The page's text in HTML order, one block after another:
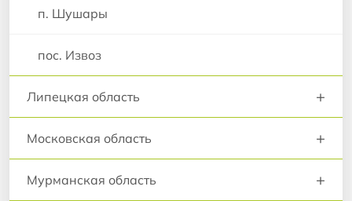
п. Шушары
пос. Извоз
Липецкая область +
Московская область +
Мурманская область +